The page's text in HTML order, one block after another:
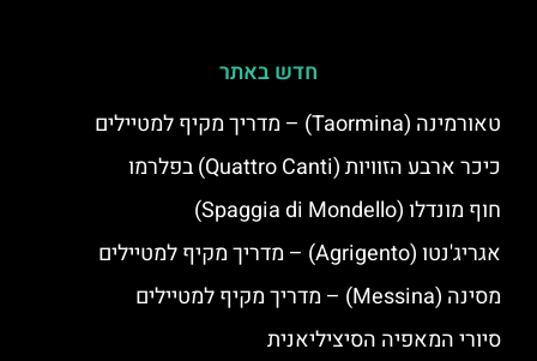
חדש באתר
טאורמינה (Taormina) – מדריך מקיף למטיילים
כיכר ארבע הזוויות (Quattro Canti) בפלרמו
חוף מונדלו (Spaggia di Mondello)
אגריג'נטו (Agrigento) – מדריך מקיף למטיילים
מסינה (Messina) – מדריך מקיף למטיילים
סיורי המאפיה הסיציליאנית